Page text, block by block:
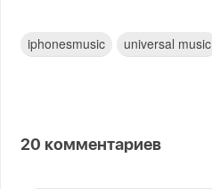
iphonesmusic universal music
20 комментариев